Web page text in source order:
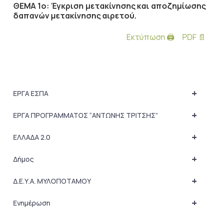
ΘΕΜΑ 1ο: Έγκριση μετακίνησης και αποζημίωσης
δαπανών μετακίνησης αιρετού.
Εκτύπωση 🖨
PDF 📄
+
ΕΡΓΑ ΕΣΠΑ
+
ΕΡΓΑ ΠΡΟΓΡΑΜΜΑΤΟΣ “ΑΝΤΩΝΗΣ ΤΡΙΤΣΗΣ”
+
ΕΛΛΑΔΑ 2.0
+
Δήμος
+
Δ.Ε.Υ.Α. ΜΥΛΟΠΟΤΑΜΟΥ
+
Ενημέρωση